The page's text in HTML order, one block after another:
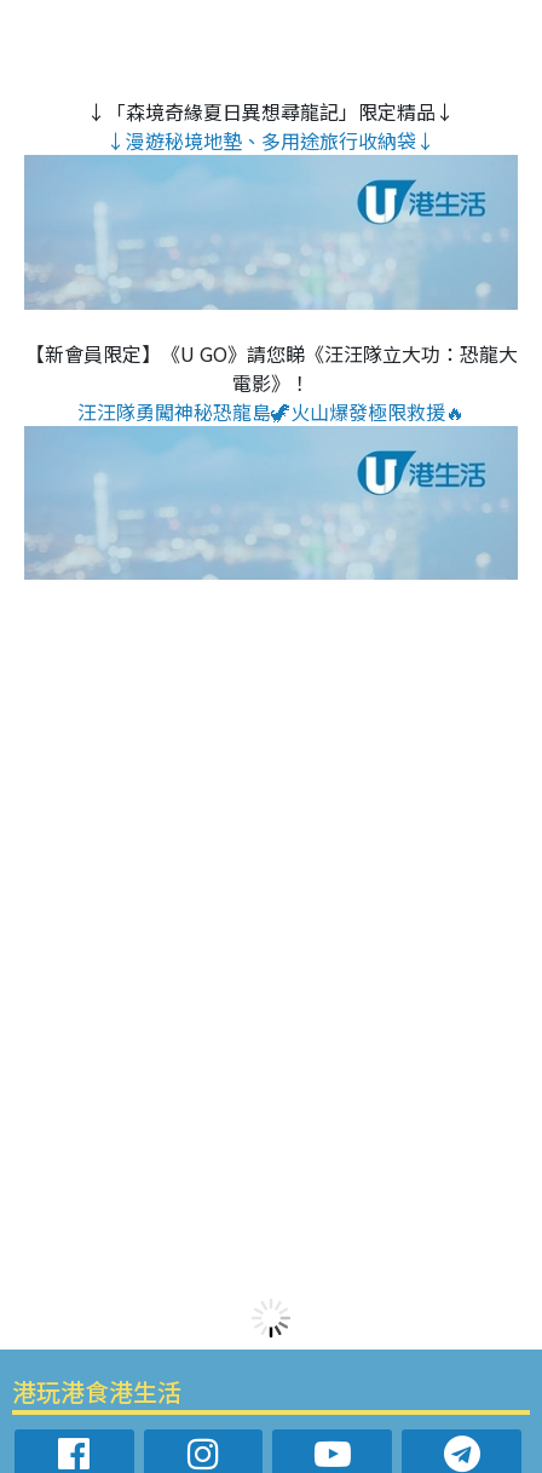
↓「森境奇緣夏日異想尋龍記」限定精品↓
↓漫遊秘境地墊、多用途旅行收納袋↓
【新會員限定】《U GO》請您睇《汪汪隊立大功：恐龍大
電影》！
汪汪隊勇闖神秘恐龍島🦖火山爆發極限救援🔥
港玩港食港生活